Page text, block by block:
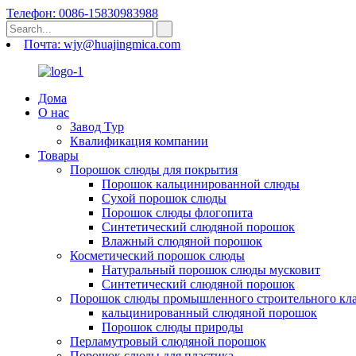
Телефон: 0086-15830983988
Почта: wjy@huajingmica.com
Дома
О нас
Завод Тур
Квалификация компании
Товары
Порошок слюды для покрытия
Порошок кальцинированной слюды
Сухой порошок слюды
Порошок слюды флогопита
Синтетический слюдяной порошок
Влажный слюдяной порошок
Косметический порошок слюды
Натуральный порошок слюды мусковит
Синтетический слюдяной порошок
Порошок слюды промышленного строительного
кальцинированный слюдяной порошок
Порошок слюды природы
Перламутровый слюдяной порошок